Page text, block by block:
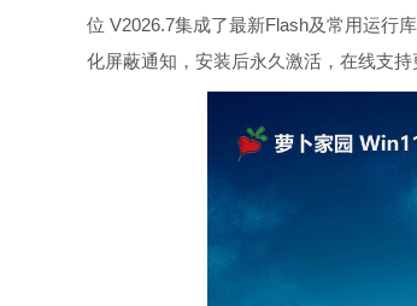
位 V2026.7集成了最新Flash及常用运行
化屏蔽通知，安装后永久激活，在线支持